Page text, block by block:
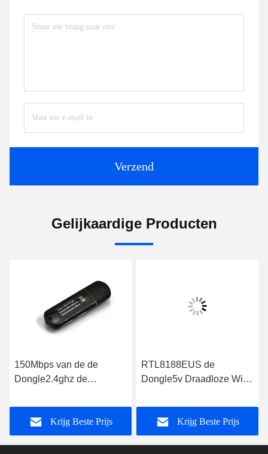
Verzend
Gelijkaardige Producten
150Mbps van de de
Dongle2.4ghz de
van hoge snelheidswifi
Kleine GrootteKrijg Beste Prijs
RTL8188EUS de
Dongle5v Draadloze Wifi
snelheidswifi met
Ingebouwde Antenne
Krijg Beste Prijs